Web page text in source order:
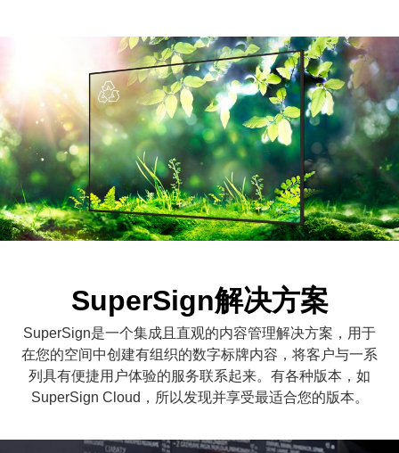
SuperSign解决方案
SuperSign是一个集成且直观的内容管理解决方案，用于
在您的空间中创建有组织的数字标牌内容，将客户与一系
列具有便捷用户体验的服务联系起来。有各种版本，如
SuperSign Cloud，所以发现并享受最适合您的版本。